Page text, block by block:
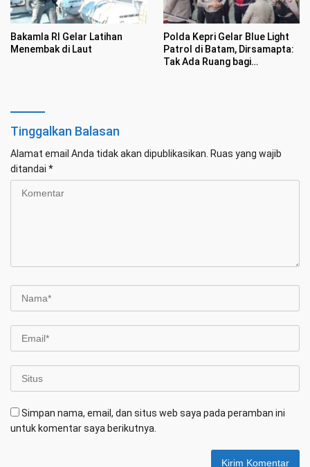
Bakamla RI Gelar Latihan
Menembak di Laut
Polda Kepri Gelar Blue Light
Patrol di Batam, Dirsamapta:
Tak Ada Ruang bagi
Tinggalkan Balasan
Alamat email Anda tidak akan dipublikasikan. Ruas yang wajib
ditandai *
Simpan nama, email, dan situs web saya pada peramban ini
untuk komentar saya berikutnya.